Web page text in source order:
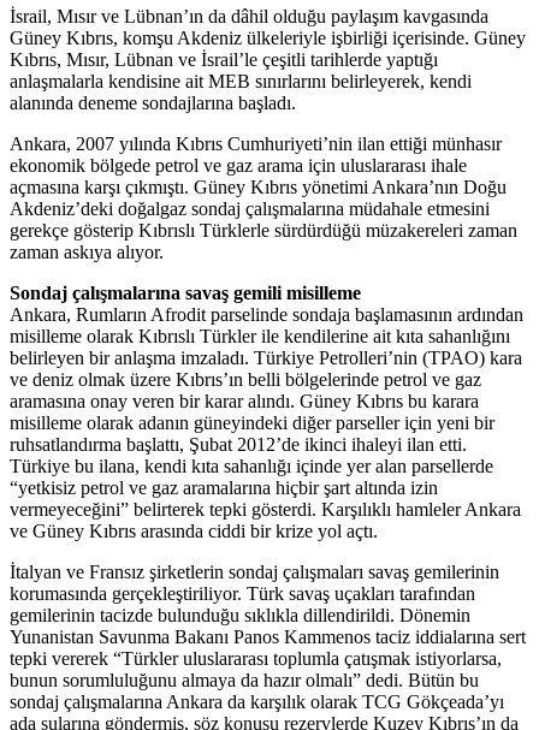
İsrail, Mısır ve Lübnan’ın da dâhil olduğu paylaşım kavgasında
Güney Kıbrıs, komşu Akdeniz ülkeleriyle işbirliği içerisinde. Güney
Kıbrıs, Mısır, Lübnan ve İsrail’le çeşitli tarihlerde yaptığı
anlaşmalarla kendisine ait MEB sınırlarını belirleyerek, kendi
alanında deneme sondajlarına başladı.
Ankara, 2007 yılında Kıbrıs Cumhuriyeti’nin ilan ettiği münhasır
ekonomik bölgede petrol ve gaz arama için uluslararası ihale
açmasına karşı çıkmıştı. Güney Kıbrıs yönetimi Ankara’nın Doğu
Akdeniz’deki doğalgaz sondaj çalışmalarına müdahale etmesini
gerekçe gösterip Kıbrıslı Türklerle sürdürdüğü müzakereleri zaman
zaman askıya alıyor.
Sondaj çalışmalarına savaş gemili misilleme
Ankara, Rumların Afrodit parselinde sondaja başlamasının ardından
misilleme olarak Kıbrıslı Türkler ile kendilerine ait kıta sahanlığını
belirleyen bir anlaşma imzaladı. Türkiye Petrolleri’nin (TPAO) kara
ve deniz olmak üzere Kıbrıs’ın belli bölgelerinde petrol ve gaz
aramasına onay veren bir karar alındı. Güney Kıbrıs bu karara
misilleme olarak adanın güneyindeki diğer parseller için yeni bir
ruhsatlandırma başlattı, Şubat 2012’de ikinci ihaleyi ilan etti.
Türkiye bu ilana, kendi kıta sahanlığı içinde yer alan parsellerde
“yetkisiz petrol ve gaz aramalarına hiçbir şart altında izin
vermeyeceğini” belirterek tepki gösterdi. Karşılıklı hamleler Ankara
ve Güney Kıbrıs arasında ciddi bir krize yol açtı.
İtalyan ve Fransız şirketlerin sondaj çalışmaları savaş gemilerinin
korumasında gerçekleştiriliyor. Türk savaş uçakları tarafından
gemilerinin tacizde bulunduğu sıklıkla dillendirildi. Dönemin
Yunanistan Savunma Bakanı Panos Kammenos taciz iddialarına sert
tepki vererek “Türkler uluslararası toplumla çatışmak istiyorlarsa,
bunun sorumluluğunu almaya da hazır olmalı” dedi. Bütün bu
sondaj çalışmalarına Ankara da karşılık olarak TCG Gökçeada’yı
ada sularına göndermiş, söz konusu rezervlerde Kuzey Kıbrıs’ın da